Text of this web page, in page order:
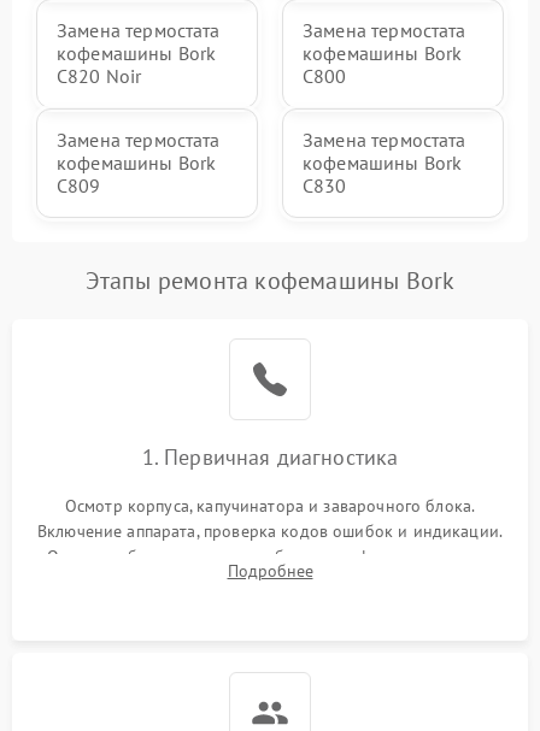
Замена термостата
кофемашины Bork
C820 Noir
Замена термостата
кофемашины Bork
C800
Замена термостата
кофемашины Bork
C809
Замена термостата
кофемашины Bork
C830
Этапы ремонта кофемашины Bork
1. Первичная диагностика
Осмотр корпуса, капучинатора и заварочного блока.
Включение аппарата, проверка кодов ошибок и индикации.
Оценка работы помпы, термоблока и кофемолки на слух.
Измерение температуры и давления воды для выявления
Подробнее